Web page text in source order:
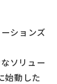
ションズ
ソリュー
始動した